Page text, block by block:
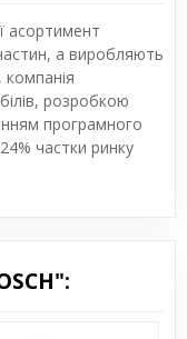
асортимент
а виробляють
компанія
розробкою
програмного
частки ринку